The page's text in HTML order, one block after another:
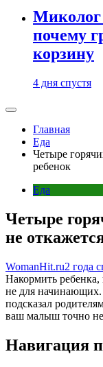
Миколог
почему
корзину
4 дня спустя
Главная
Еда
Четыре
ребенок
Еда
Четыре
не
WomanHit.ru2 года
Накормить
не для
подсказал
ваш малыш точно
Навигация